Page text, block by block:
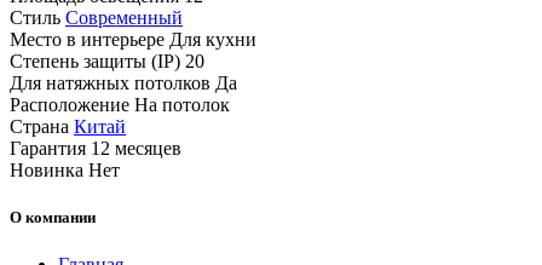
Стиль Современный
Место в интерьере Для кухни
Степень защиты (IP) 20
Для натяжных потолков Да
Расположение На потолок
Страна Китай
Гарантия 12 месяцев
Новинка Нет
О компании